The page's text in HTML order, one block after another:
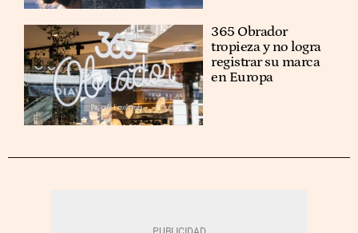
365 Obrador
tropieza y no logra
registrar su marca
en Europa